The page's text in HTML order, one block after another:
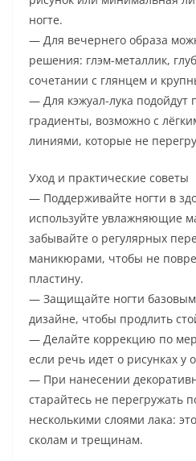
ногте.
— Для вечернего образа
решения: глэм-металлик,
сочетании с глянцем и
— Для кэжуал-лука подойдут
градиенты, возможно с
линиями, которые не
Уход и практические советы
— Поддерживайте ногти в
используйте увлажняющие
забывайте о регулярных
маникюрами, чтобы не
пластину.
— Защищайте ногти
дизайне, чтобы продлить
— Делайте коррекцию по
если речь идет о рисунках у
— При нанесении
старайтесь не перегружать
несколькими слоями лака:
сколам и трещинам.